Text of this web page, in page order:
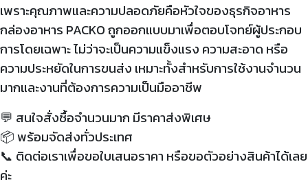
เพราะคุณภาพและความปลอดภัยคือหัวใจของธุรกิจอาหาร
กล่องอาหาร PACKO ถูกออกแบบมาเพื่อตอบโจทย์ผู้ประกอบ
การโดยเฉพาะ ไม่ว่าจะเป็นความแข็งแรง ความสะอาด หรือ
ความประหยัดในการขนส่ง เหมาะทั้งสำหรับการใช้งานจำนวน
มากและงานที่ต้องการความเป็นมืออาชีพ
💬 สนใจสั่งซื้อจำนวนมาก มีราคาส่งพิเศษ
📦พร้อมจัดส่งทั่วประเทศ
📞 ติดต่อเราเพื่อขอใบเสนอราคา หรือขอตัวอย่างสินค้าได้เลย
ค่ะ